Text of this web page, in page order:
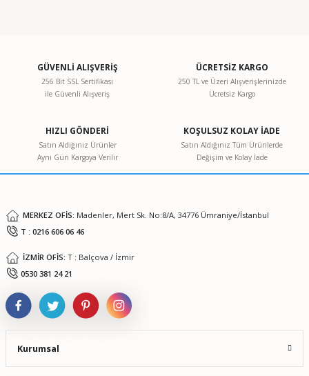
Görüş ve önerileriniz için teşekkür ederiz.
Ürün resmi kalitesiz, bozuk veya görüntülenemiyor.
Ürün bilgilerinde hatalar bulunuyor.
Ürün fiyatı diğer sitelerden daha pahalı.
GÜVENLİ ALIŞVERİŞ
256 Bit SSL Sertifikası
ile Güvenli Alışveriş
ÜCRETSİZ KARGO
250 TL ve Üzeri Alışverişlerinizde
Ücretsiz Kargo
HIZLI GÖNDERİ
Satın Aldığınız Ürünler
Aynı Gün Kargoya Verilir
KOŞULSUZ KOLAY İADE
Satın Aldığınız Tüm Ürünlerde
Değişim ve Kolay İade
MERKEZ OFİS: Madenler, Mert Sk. No:8/A, 34776 Ümraniye/İstanbul
T : 0216 606 06 46
İZMİR OFİS: T : Balçova / İzmir
0530 381 24 21
Kurumsal